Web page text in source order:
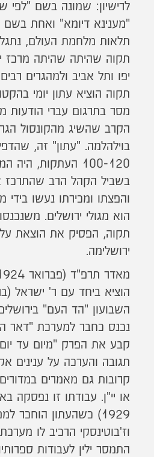
לרישיון: שמונה בשם
"מענינא דיומא" ואחת
תלאות מלחמת העולם,
תקוה שהיתה שהיתה מרכז
יפו ותל אביב ולמהגרים
תקוה הוציא עתון יומי
מסר בתרגום עברי
הקרב שהשיג מהקונסול
בוילהלמה. "עתון" זה,
100-120 העתקות,
בשביל הקהל הרב שהתרכז
והפצתו ומכירתו נעשו בידי
הוא מגולי ירושלים.
תקוה, הפסיק את הוצאת
ירושלימה.
הוציא ביחד עם ר' ישראל
השבועון "הד העם"
נכנס כחבר למערכת "דאר
תגובה והערכה על ענינים
קרובות גם מאמרים
או יי"ן. עבודתו זו נפסקה
1929) כשהעתון הוחכר
וז'בוטינסקי הרכיב לו
התמסר ילין לעבודות